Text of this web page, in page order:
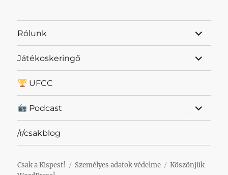
Rólunk
almenü
Játékoskeringő
almenü
UFCC
Podcast
almenü
/r/csakblog
Csak a Kispest! Személyes adatok védelme
Köszönjük